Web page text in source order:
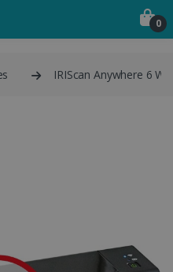
0
IRIScan Anywhere 6